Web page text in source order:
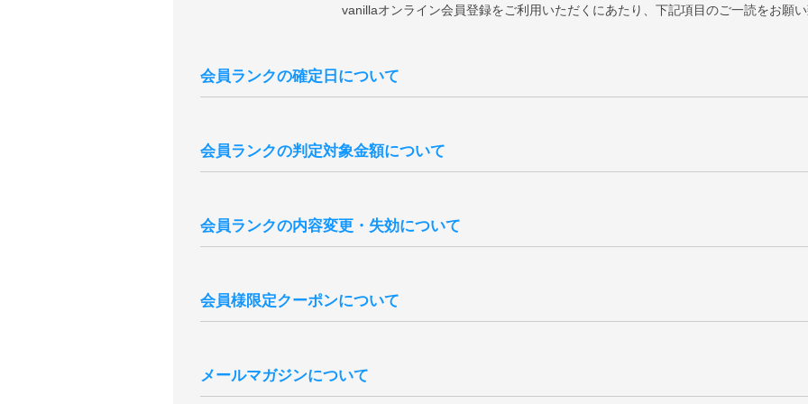
vanillaオンライン会員登録をご利用いただくにあたり、下記項目のご一読をお願い
会員ランクの確定日について
※現在の会員ランク、過去3年分のご注文履歴は、「
会員ランクの判定対象金額について
※会員ランク確定後、会員ランクの更新がシステムに反映されるまでにタイムラグがございます。
会員ランクの内容変更・失効について
退会後新たに会員登録いただきましても新規登録扱いとなりますので、退会前の状態に戻すことはできませ
会員様限定クーポンについて
シーズンクーポンについて、会員ランクに応じた内容で付与されます。付与される月は6月、12月それぞれ
メールマガジンについて